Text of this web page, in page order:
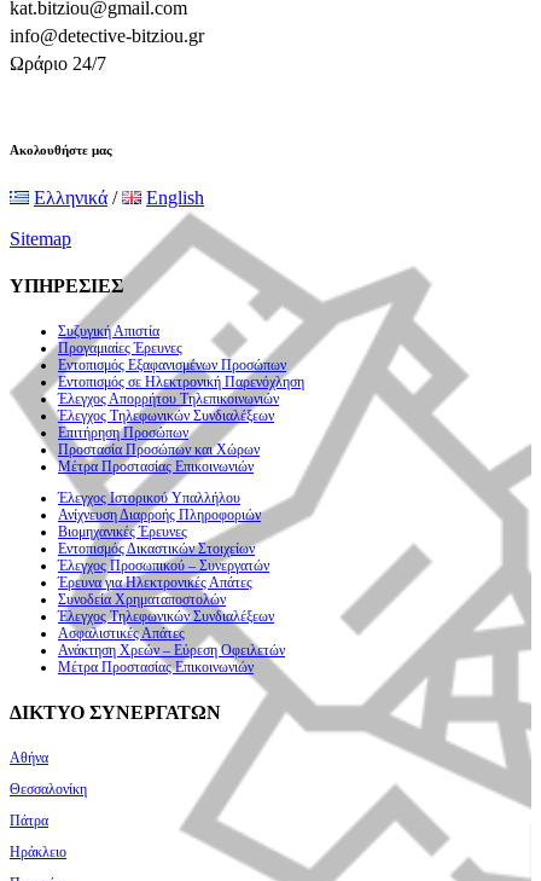
kat.bitziou@gmail.com
info@detective-bitziou.gr
Ωράριο 24/7
Ακολουθήστε μας
Ελληνικά /
English
Sitemap
ΥΠΗΡΕΣΙΕΣ
Συζυγική Απιστία
Προγαμιαίες Έρευνες
Εντοπισμός Εξαφανισμένων Προσώπων
Εντοπισμός σε Ηλεκτρονική Παρενόχληση
Έλεγχος Απορρήτου Τηλεπικοινωνιών
Έλεγχος Τηλεφωνικών Συνδιαλέξεων
Επιτήρηση Προσώπων
Προστασία Προσώπων και Χώρων
Μέτρα Προστασίας Επικοινωνιών
Έλεγχος Ιστορικού Υπαλλήλου
Ανίχνευση Διαρροής Πληροφοριών
Βιομηχανικές Έρευνες
Εντοπισμός Δικαστικών Στοιχείων
Έλεγχος Προσωπικού – Συνεργατών
Έρευνα για Ηλεκτρονικές Απάτες
Συνοδεία Χρηματαποστολών
Έλεγχος Τηλεφωνικών Συνδιαλέξεων
Ασφαλιστικές Απάτες
Ανάκτηση Χρεών – Εύρεση Οφειλετών
Μέτρα Προστασίας Επικοινωνιών
ΔΙΚΤΥΟ ΣΥΝΕΡΓΑΤΩΝ
Αθήνα
Θεσσαλονίκη
Πάτρα
Ηράκλειο